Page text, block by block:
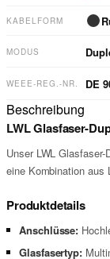
KABELFORM
MODUS
WEEE-REG.-NR. DE
Beschreibung
LWL Glasfaser-
Unser LWL
eine Kombination aus
Produktdetails
Anschlüsse:
Glasfasertyp: